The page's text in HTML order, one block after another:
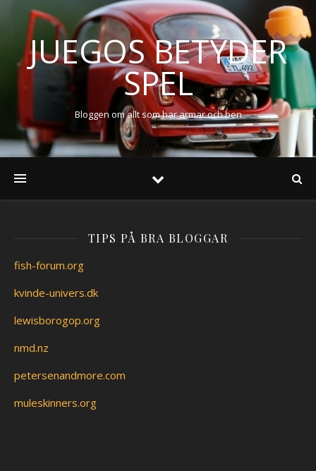
JUEGOS BETYDER
SPEL
Bloggen om allt som har armar och ben
TIPS PÅ BRA BLOGGAR
fish-forum.org
kvinde-univers.dk
lewisborogop.org
nmd.nz
petersenandmore.com
muleskinners.org